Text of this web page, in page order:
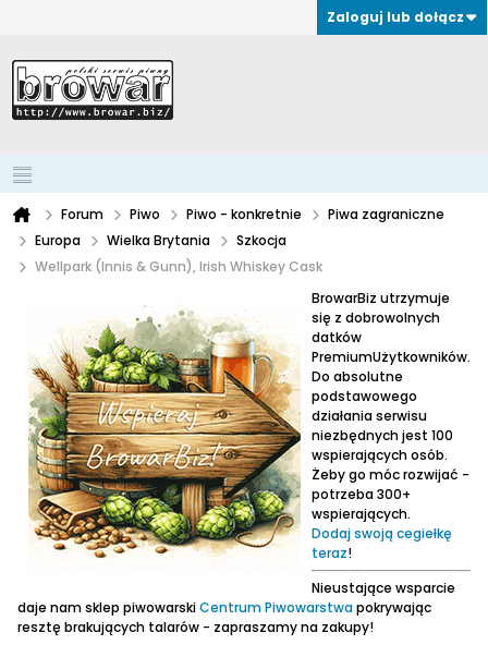
Zaloguj lub dołącz
Forum Piwo Piwo - konkretnie
Piwa zagraniczne
Europa
Wielka Brytania
Szkocja
Wellpark (Innis & Gunn), Irish Whiskey Cask
BrowarBiz utrzymuje
się z dobrowolnych
datków
PremiumUżytkowników.
Do absolutne
podstawowego
działania serwisu
niezbędnych jest 100
wspierających osób.
Żeby go móc rozwijać -
potrzeba 300+
wspierających.
Dodaj swoją cegiełkę
teraz!
Nieustające wsparcie
daje nam sklep piwowarskiCentrum Piwowarstwapokrywając
resztę brakujących talarów - zapraszamy na zakupy!